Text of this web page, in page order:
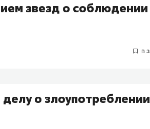
звезд о соблюдении
о злоупотреблении